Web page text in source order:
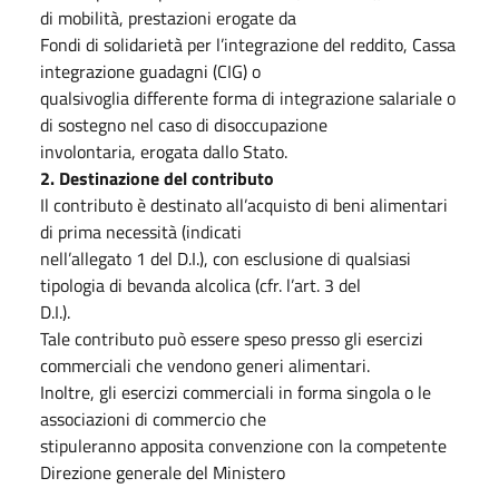
di mobilità, prestazioni erogate da
Fondi di solidarietà per l’integrazione del reddito, Cassa
integrazione guadagni (CIG) o
qualsivoglia differente forma di integrazione salariale o
di sostegno nel caso di disoccupazione
involontaria, erogata dallo Stato.
2. Destinazione del contributo
Il contributo è destinato all’acquisto di beni alimentari
di prima necessità (indicati
nell’allegato 1 del D.I.), con esclusione di qualsiasi
tipologia di bevanda alcolica (cfr. l’art. 3 del
D.I.).
Tale contributo può essere speso presso gli esercizi
commerciali che vendono generi alimentari.
Inoltre, gli esercizi commerciali in forma singola o le
associazioni di commercio che
stipuleranno apposita convenzione con la competente
Direzione generale del Ministero